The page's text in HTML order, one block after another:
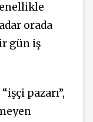
orada
gün iş
pazarı”,